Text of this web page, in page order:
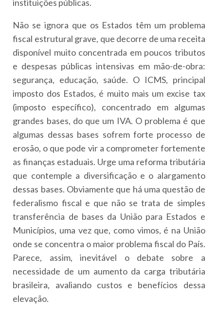
instituições públicas.
Não se ignora que os Estados têm um problema
fiscal estrutural grave, que decorre de uma receita
disponível muito concentrada em poucos tributos
e despesas públicas intensivas em mão-de-obra:
segurança, educação, saúde. O ICMS, principal
imposto dos Estados, é muito mais um excise tax
(imposto específico), concentrado em algumas
grandes bases, do que um IVA. O problema é que
algumas dessas bases sofrem forte processo de
erosão, o que pode vir a comprometer fortemente
as finanças estaduais. Urge uma reforma tributária
que contemple a diversificação e o alargamento
dessas bases. Obviamente que há uma questão de
federalismo fiscal e que não se trata de simples
transferência de bases da União para Estados e
Municípios, uma vez que, como vimos, é na União
onde se concentra o maior problema fiscal do País.
Parece, assim, inevitável o debate sobre a
necessidade de um aumento da carga tributária
brasileira, avaliando custos e benefícios dessa
elevação.